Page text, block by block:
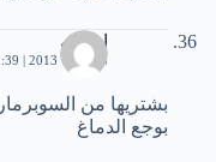
اسامه
3 أكتوبر، 2013 | 11:39 ص
بشتريها من
بوجع الدماغ